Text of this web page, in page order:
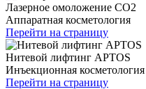
Лазерное омоложение CO2
Аппаратная косметология
Перейти на страницу
Нитевой лифтинг APTOS
Инъекционная косметология
Перейти на страницу